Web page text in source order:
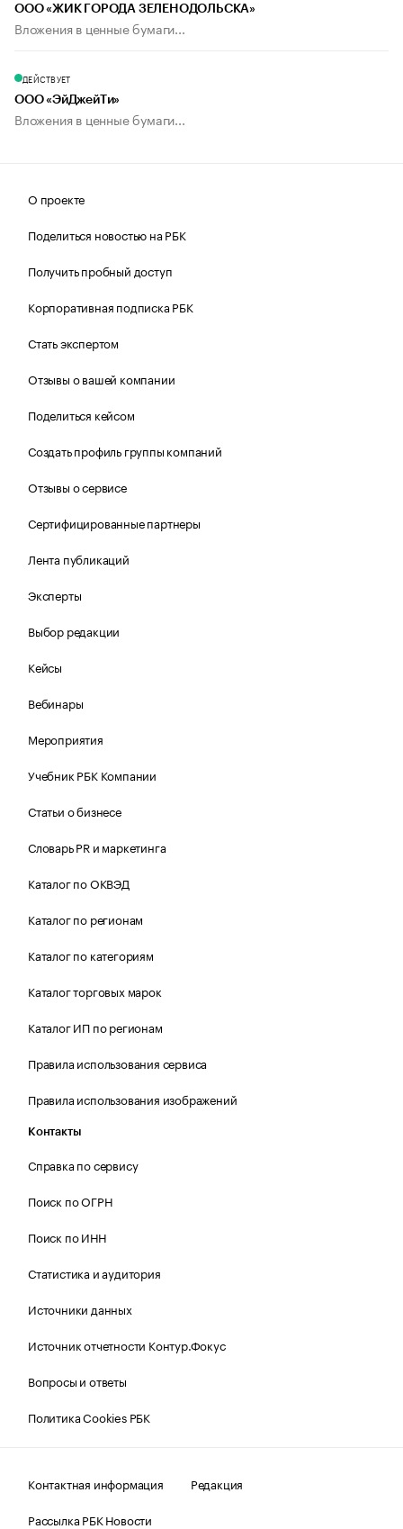
ООО «ЖИК ГОРОДА ЗЕЛЕНОДОЛЬСКА»
Вложения в ценные бумаги...
ДЕЙСТВУЕТ
ООО «ЭйДжейТи»
Вложения в ценные бумаги...
О проекте
Поделиться новостью на РБК
Получить пробный доступ
Корпоративная подписка РБК
Стать экспертом
Отзывы о вашей компании
Поделиться кейсом
Создать профиль группы компаний
Отзывы о сервисе
Сертифицированные партнеры
Лента публикаций
Эксперты
Выбор редакции
Кейсы
Вебинары
Мероприятия
Учебник РБК Компании
Статьи о бизнесе
Словарь PR и маркетинга
Каталог по ОКВЭД
Каталог по регионам
Каталог по категориям
Каталог торговых марок
Каталог ИП по регионам
Правила использования сервиса
Правила использования изображений
Контакты
Справка по сервису
Поиск по ОГРН
Поиск по ИНН
Статистика и аудитория
Источники данных
Источник отчетности Контур.Фокус
Вопросы и ответы
Политика Cookies РБК
Контактная информация
Редакция
Рассылка РБК Новости